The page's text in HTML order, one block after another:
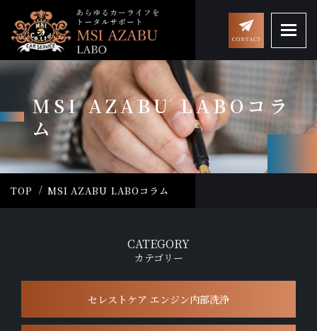
MSI AZABU LABOコラ
ム
TOP MSI AZABU LABOコラム
CATEGORY
カテゴリー
セレストケア エンジン内部洗浄